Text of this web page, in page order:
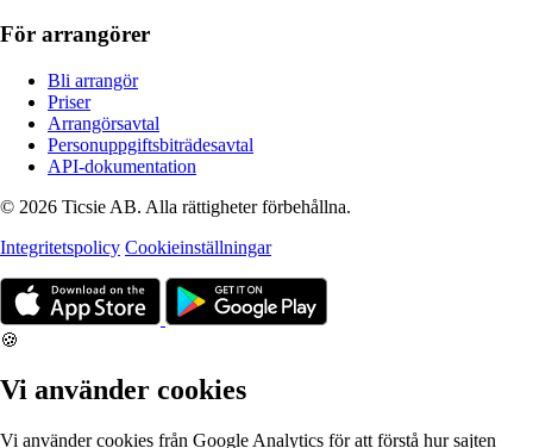
För arrangörer
Bli arrangör
Priser
Arrangörsavtal
Personuppgiftsbiträdesavtal
API-dokumentation
© 2026 Ticsie AB. Alla rättigheter förbehållna.
Integritetspolicy Cookieinställningar
🍪
Vi använder cookies
Vi använder cookies från Google Analytics för att förstå hur sajten